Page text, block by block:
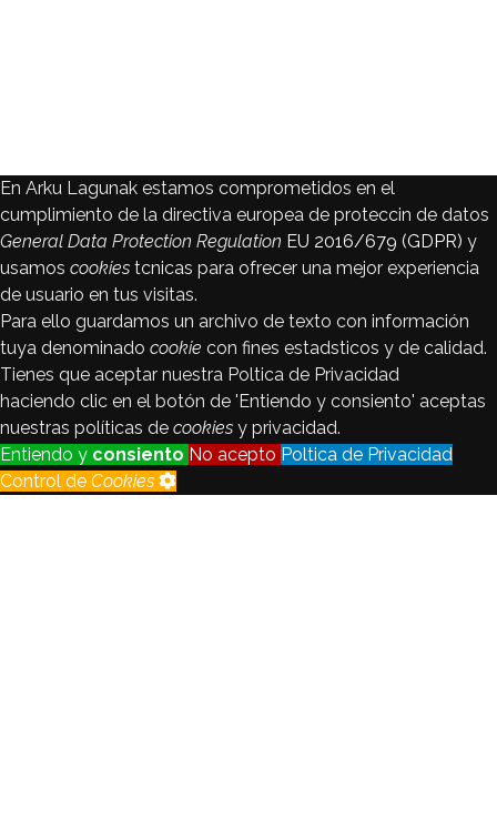
En Arku Lagunak estamos comprometidos en el
cumplimiento de la directiva europea de proteccin de datos
General Data Protection Regulation EU 2016/679 (GDPR) y
usamos cookies tcnicas para ofrecer una mejor experiencia
de usuario en tus visitas.
Para ello guardamos un archivo de texto con información
tuya denominado cookie con fines estadsticos y de calidad.
Tienes que aceptar nuestra Poltica de Privacidad
haciendo clic en el botón de 'Entiendo y consiento' aceptas
nuestras políticas de cookies y privacidad.
Entiendo y consiento No acepto Poltica de Privacidad
Control de Cookies